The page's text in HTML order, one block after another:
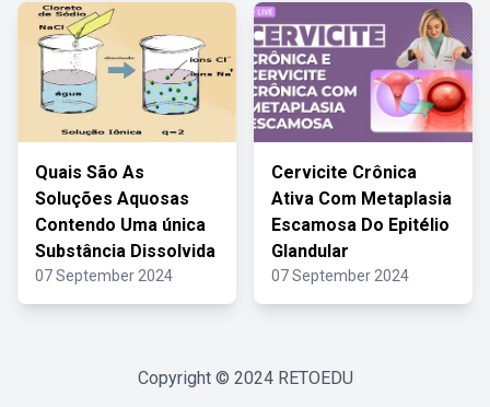
Quais São As
Soluções Aquosas
Contendo Uma única
Substância Dissolvida
07 September 2024
Cervicite Crônica
Ativa Com Metaplasia
Escamosa Do Epitélio
Glandular
07 September 2024
Copyright © 2024 RETOEDU